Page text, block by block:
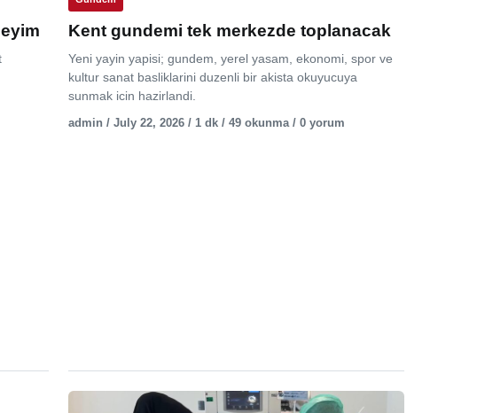
Kent gundemi tek merkezde toplanacak
Yeni yayin yapisi; gundem, yerel yasam, ekonomi, spor ve
kultur sanat basliklarini duzenli bir akista okuyucuya
sunmak icin hazirlandi.
admin / July 22, 2026 / 1 dk / 49 okunma / 0 yorum